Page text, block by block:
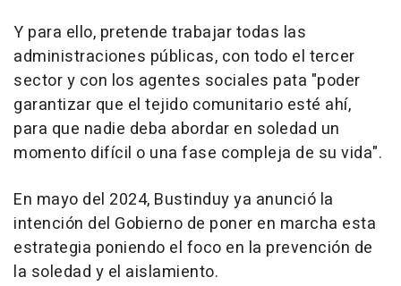
Y para ello, pretende trabajar todas las
administraciones públicas, con todo el tercer
sector y con los agentes sociales pata "poder
garantizar que el tejido comunitario esté ahí,
para que nadie deba abordar en soledad un
momento difícil o una fase compleja de su vida".
En mayo del 2024, Bustinduy ya anunció la
intención del Gobierno de poner en marcha esta
estrategia poniendo el foco en la prevención de
la soledad y el aislamiento.